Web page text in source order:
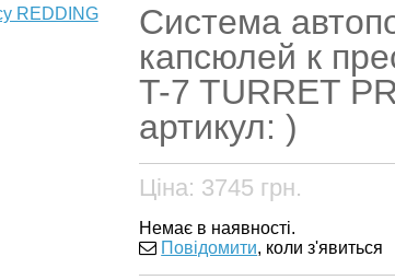
Система
капсюлей к
T-7 TURRET
артикул: )
Ціна: 3745 грн.
Немає в наявності.
Повідомити, коли з'явиться